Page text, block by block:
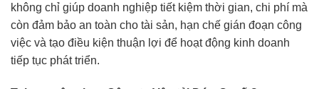
không chỉ giúp doanh nghiệp tiết kiệm thời gian, chi phí mà
còn đảm bảo an toàn cho tài sản, hạn chế gián đoạn công
việc và tạo điều kiện thuận lợi để hoạt động kinh doanh
tiếp tục phát triển.